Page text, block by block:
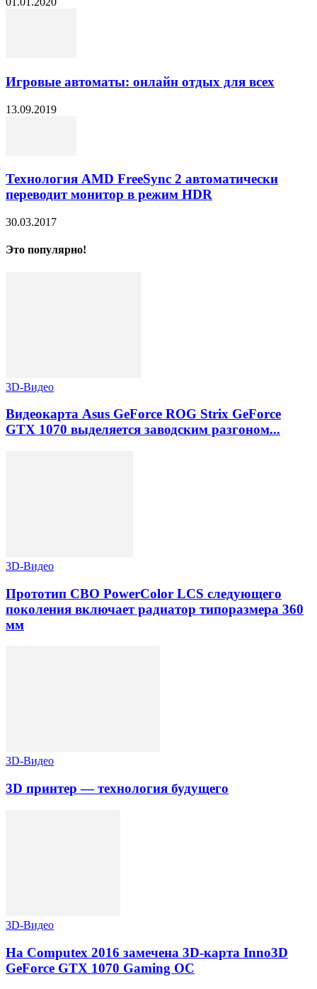
Игровые автоматы: онлайн отдых для всех
13.09.2019
Технология AMD FreeSync 2 автоматически
переводит монитор в режим HDR
30.03.2017
Это популярно!
3D-Видео
Видеокарта Asus GeForce ROG Strix GeForce
GTX 1070 выделяется заводским разгоном...
3D-Видео
Прототип СВО PowerColor LCS следующего
поколения включает радиатор типоразмера 360
мм
3D-Видео
3D принтер — технология будущего
3D-Видео
На Computex 2016 замечена 3D-карта Inno3D
GeForce GTX 1070 Gaming OC